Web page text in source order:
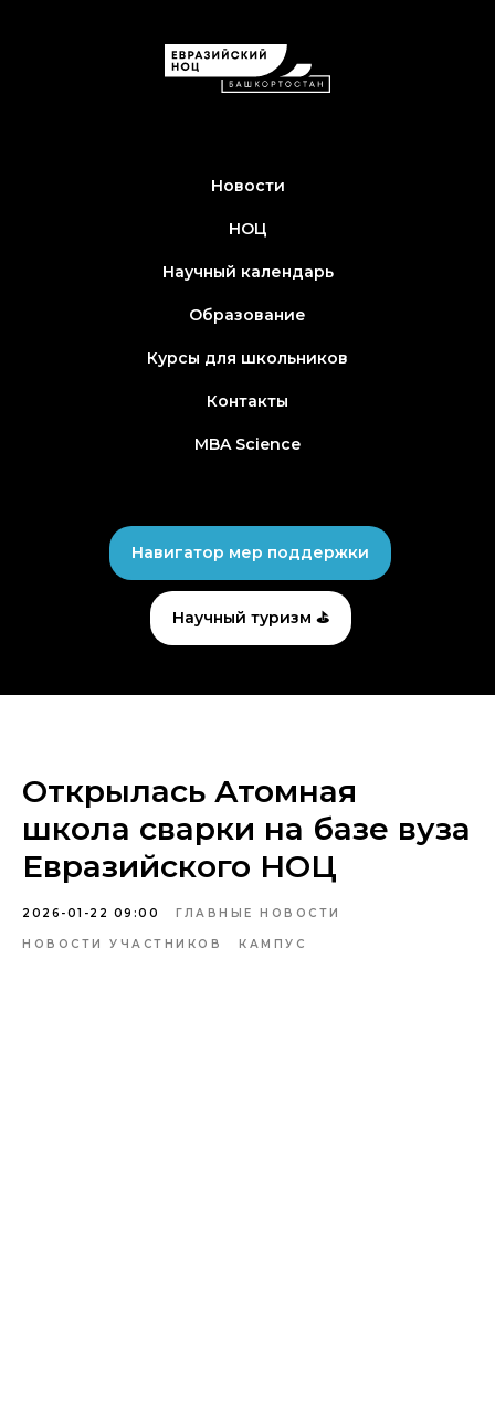
Новости
НОЦ
Научный календарь
Образование
Курсы для школьников
Контакты
MBA Science
Навигатор мер поддержки
Научный туризм ⛳
Открылась Атомная
школа сварки на базе вуза
Евразийского НОЦ
2026-01-22 09:00 ГЛАВНЫЕ НОВОСТИ
НОВОСТИ УЧАСТНИКОВ КАМПУС